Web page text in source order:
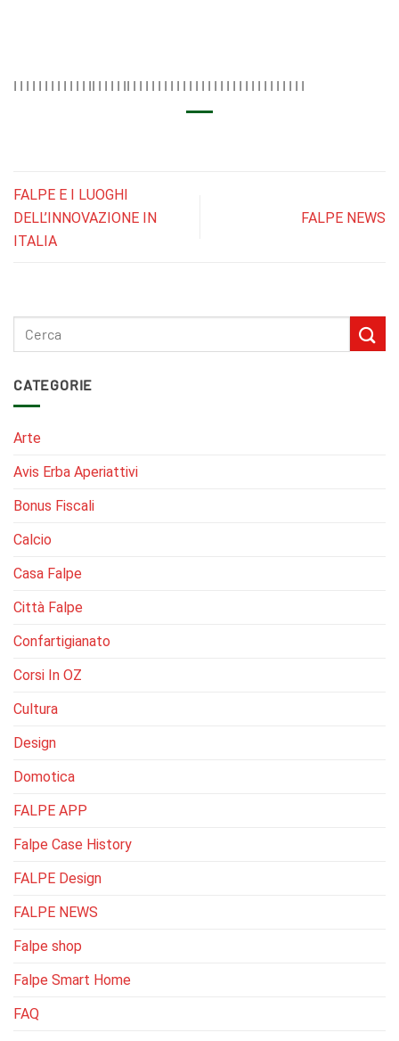
CATEGORIE
Arte
Avis Erba Aperiattivi
Bonus Fiscali
Calcio
Casa Falpe
Città Falpe
Confartigianato
Corsi In OZ
Cultura
Design
Domotica
FALPE APP
Falpe Case History
FALPE Design
FALPE NEWS
Falpe shop
Falpe Smart Home
FAQ
I I I I I I I I I I I I II I I I I II I I I I I I I I I I I I I I I I I I I I I I I I I I I I
FALPE E I LUOGHI
DELL’INNOVAZIONE IN
ITALIA
FALPE NEWS